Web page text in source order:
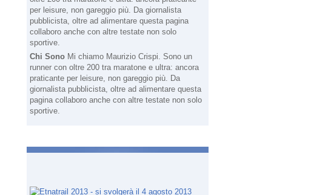
Chi Sono Mi chiamo Maurizio Crispi. Sono un
runner con oltre 200 tra maratone e ultra: ancora
praticante per leisure, non gareggio più. Da
giornalista pubblicista, oltre ad alimentare questa
pagina collaboro anche con altre testate non solo
sportive.